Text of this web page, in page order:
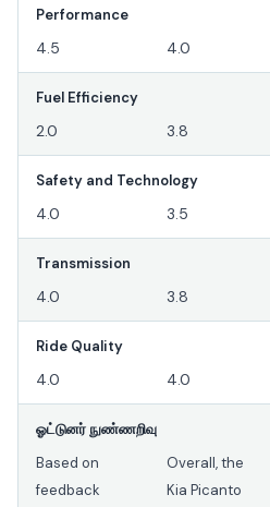
Performance
4.5 4.0
Fuel Efficiency
2.0 3.8
Safety and Technology
4.0 3.5
Transmission
4.0 3.8
Ride Quality
4.0 4.0
ஓட்டுனர் நுண்ணறிவு
Based on
feedback
Overall, the
Kia Picanto